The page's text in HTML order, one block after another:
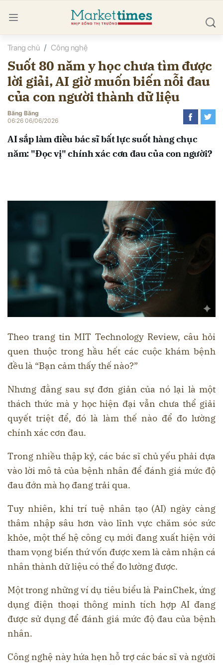
Trang chủ Công nghệ
Suốt 80 năm y học chưa tìm được
lời giải, AI giờ muốn biến nỗi đau
của con người thành dữ liệu
Băng Băng
06:26 06/06/2026
AI sắp làm điều bác sĩ bất lực suốt hàng chục
năm: "Đọc vị" chính xác cơn đau của con người?
Theo trang tin MIT Technology Review, câu hỏi
quen thuộc trong hầu hết các cuộc khám bệnh
đều là “Bạn cảm thấy thế nào?”
Nhưng đằng sau sự đơn giản của nó lại là một
thách thức mà y học hiện đại vẫn chưa thể giải
quyết triệt để, đó là làm thế nào để đo lường
chính xác cơn đau.
Trong nhiều thập kỷ, các bác sĩ chủ yếu phải dựa
vào lời mô tả của bệnh nhân để đánh giá mức độ
đau đớn mà họ đang trải qua.
Tuy nhiên, khi trí tuệ nhân tạo (AI) ngày càng
thâm nhập sâu hơn vào lĩnh vực chăm sóc sức
khỏe, một thế hệ công cụ mới đang xuất hiện với
tham vọng biến thứ vốn được xem là cảm nhận cá
nhân thành dữ liệu có thể đo lường được.
Một trong những ví dụ tiêu biểu là PainChek, ứng
dụng điện thoại thông minh tích hợp AI đang
được sử dụng để đánh giá mức độ đau của bệnh
nhân.
Công nghệ này hứa hẹn hỗ trợ các bác sĩ và người
luận